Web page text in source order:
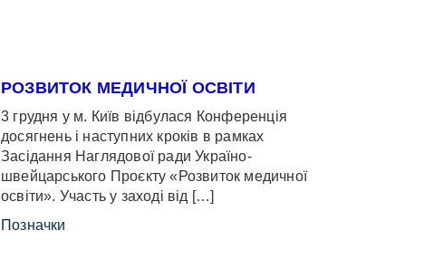
РОЗВИТОК МЕДИЧНОЇ ОСВІТИ
3 грудня у м. Київ відбулася Конференція
досягнень і наступних кроків в рамках
Засідання Наглядової ради Україно-
швейцарського Проєкту «Розвиток медичної
освіти». Участь у заході від […]
Позначки